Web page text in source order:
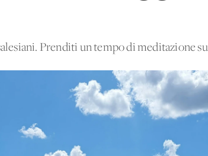
Prenditi un tempo di meditazione